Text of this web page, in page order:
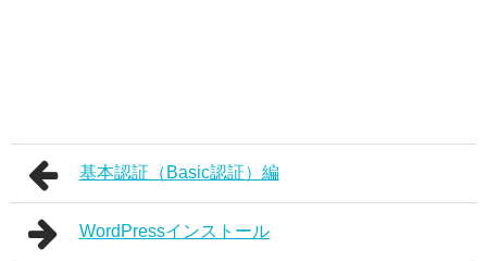
基本認証（Basic認証）編
WordPressインストール